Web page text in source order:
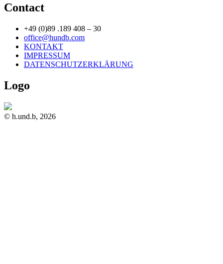
Contact
+49 (0)89 .189 408 – 30
office@hundb.com
KONTAKT
IMPRESSUM
DATENSCHUTZERKLÄRUNG
Logo
© h.und.b, 2026